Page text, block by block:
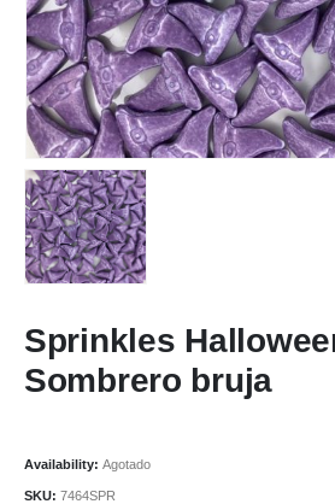
Sprinkles
Sombrero bruja
Availability: Agotado
SKU: 7464SPR